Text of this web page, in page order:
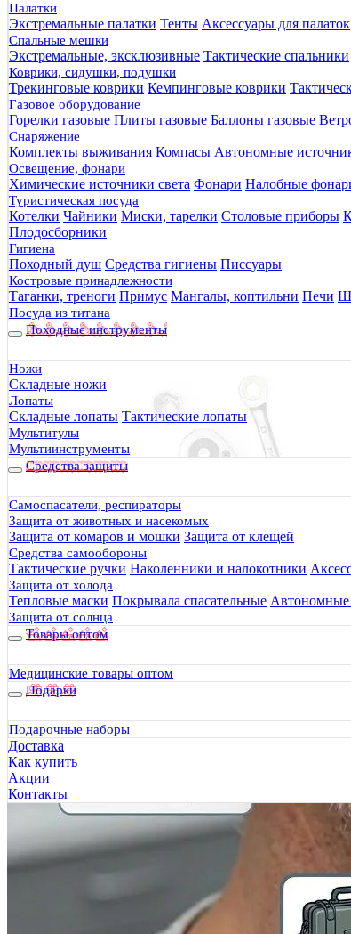
Палатки
Экстремальные палатки Тенты Аксессуары для палаток
Спальные мешки
Экстремальные, эксклюзивные Тактические спальники
Коврики, сидушки, подушки
Трекинговые коврики Кемпинговые коврики
Газовое оборудование
Горелки газовые Плиты газовые Баллоны газовые
Снаряжение
Комплекты выживания Компасы Автономные
Освещение, фонари
Химические источники света Фонари Налобные
Туристическая посуда
Котелки Чайники Миски, тарелки Столовые приборы
Плодосборники
Гигиена
Походный душ Средства гигиены Писсуары
Костровые принадлежности
Таганки, треноги Примус Мангалы, коптильни Печи
Посуда из титана
Походные инструменты
Ножи
Складные ножи
Лопаты
Складные лопаты Тактические лопаты
Мультитулы
Мультиинструменты
Средства защиты
Самоспасатели, респираторы
Защита от животных и насекомых
Защита от комаров и мошки Защита от клещей
Средства самообороны
Тактические ручки Наколенники и налокотники
Защита от холода
Тепловые маски Покрывала спасательные Автономные
Защита от солнца
Товары оптом
Медицинские товары оптом
Подарки
Подарочные наборы
Доставка
Как купить
Акции
Контакты